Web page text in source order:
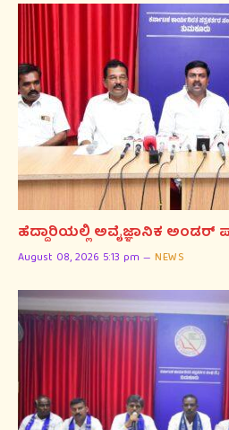
ಹೆದ್ದಾರಿಯಲ್ಲಿ ಅವೈಜ್ಞಾನಿಕ
August 08, 2026 5:13 pm NEWS